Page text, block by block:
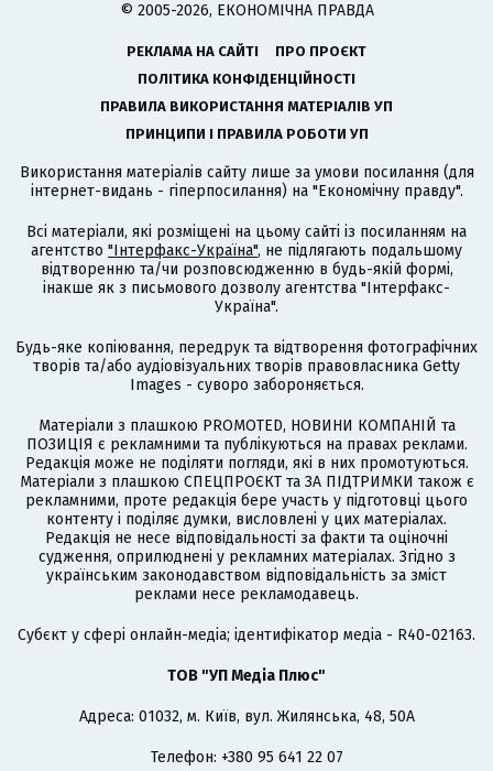
© 2005-2026, ЕКОНОМІЧНА ПРАВДА
РЕКЛАМА НА САЙТІ
ПРО ПРОЄКТ
ПОЛІТИКА КОНФІДЕНЦІЙНОСТІ
ПРАВИЛА ВИКОРИСТАННЯ МАТЕРІАЛІВ УП
ПРИНЦИПИ І ПРАВИЛА РОБОТИ УП
Використання матеріалів сайту лише за умови посилання (для
інтернет-видань - гіперпосилання) на "Економічну правду".
Всі матеріали, які розміщені на цьому сайті із посиланням на
агентство "Інтерфакс-Україна", не підлягають подальшому
відтворенню та/чи розповсюдженню в будь-якій формі,
інакше як з письмового дозволу агентства "Інтерфакс-
Україна".
Будь-яке копіювання, передрук та відтворення фотографічних
творів та/або аудіовізуальних творів правовласника Getty
Images - суворо забороняється.
Матеріали з плашкою PROMOTED, НОВИНИ КОМПАНІЙ та
ПОЗИЦІЯ є рекламними та публікуються на правах реклами.
Редакція може не поділяти погляди, які в них промотуються.
Матеріали з плашкою СПЕЦПРОЄКТ та ЗА ПІДТРИМКИ також є
рекламними, проте редакція бере участь у підготовці цього
контенту і поділяє думки, висловлені у цих матеріалах.
Редакція не несе відповідальності за факти та оціночні
судження, оприлюднені у рекламних матеріалах. Згідно з
українським законодавством відповідальність за зміст
реклами несе рекламодавець.
Cубєкт у сфері онлайн-медіа; ідентифікатор медіа - R40-02163.
ТОВ "УП Медіа Плюс"
Адреса: 01032, м. Київ, вул. Жилянська, 48, 50А
Телефон: +380 95 641 22 07